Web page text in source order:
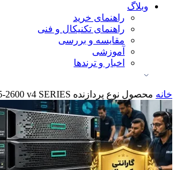
وبلاگ
راهنمای خرید
راهنمای تکنیکال و فنی
مقایسه و بررسی
آموزشی
اخبار و ترندها
خانه محصول نوع پردازنده 2600 v4 SERIES